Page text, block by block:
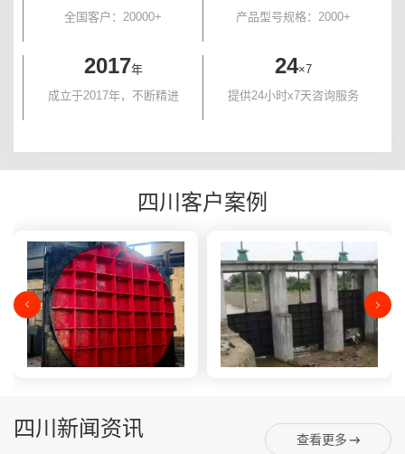
全国客户：20000+
产品型号规格：2000+
2017年
成立于2017年，不断精进
24×7
提供24小时x7天咨询服务
四川客户案例
四川新闻资讯 查看更多